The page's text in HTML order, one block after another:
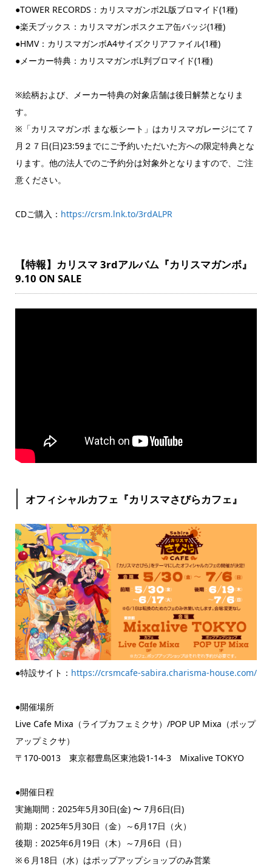
●TOWER RECORDS：カリスマガンボ2L版ブロマイド(1種)
●楽天ブックス：カリスマガンボスクエア缶バッジ(1種)
●HMV：カリスマガンボA4サイズクリアファイル(1種)
●メーカー特典：カリスマガンボL判ブロマイド(1種)
※絵柄および、メーカー特典の対象店舗は後日解禁となりま
す。
※「カリスマガンボ まな板シート」はカリスマガレージにて７
月２７日(日)23:59までにご予約いただいた方への限定特典とな
ります。他の法人でのご予約分は対象外となりますので、ご注
意ください。
CDご購入： https://crsm.lnk.to/3rdALPR
【特報】カリスマ 3rdアルバム『カリスマガンボ』
9.10 ON SALE
オフィシャルカフェ『カリスマさびらカフェ』
●特設サイト： https://crsmcafe-sabira.charisma-house.com/
●開催場所
Live Cafe Mixa（ライブカフェミクサ）/POP UP Mixa（ポップ
アップミクサ）
〒170-0013 東京都豊島区東池袋1-14-3 Mixalive TOKYO
●開催日程
実施期間：2025年5月30日(金) 〜 7月6日(日)
前期：2025年5月30日（金）～6月17日（火）
後期：2025年6月19日（木）～7月6日（日）
※６月18日（水）はポップアップショップのみ営業